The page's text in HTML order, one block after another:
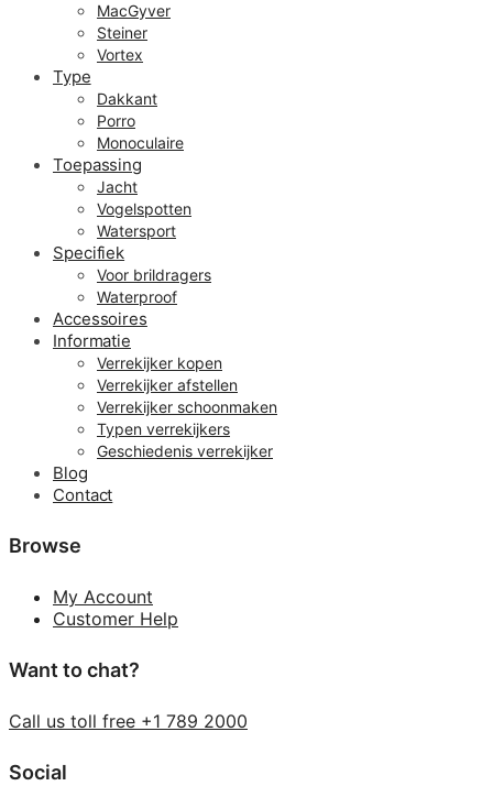
MacGyver
Steiner
Vortex
Type
Dakkant
Porro
Monoculaire
Toepassing
Jacht
Vogelspotten
Watersport
Specifiek
Voor brildragers
Waterproof
Accessoires
Informatie
Verrekijker kopen
Verrekijker afstellen
Verrekijker schoonmaken
Typen verrekijkers
Geschiedenis verrekijker
Blog
Contact
Browse
My Account
Customer Help
Want to chat?
Call us toll free +1 789 2000
Social